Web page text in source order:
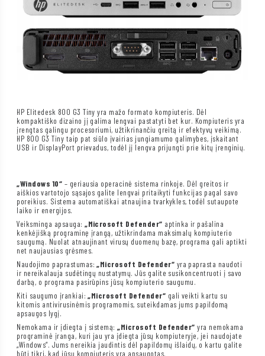
HP Elitedesk 800 G3 Tiny yra mažo formato kompiuteris. Dėl
kompaktiško dizaino jį galima lengvai pastatyti bet kur. Kompiuteris yra
įrengtas galingu procesoriumi, užtikrinančiu greitą ir efektyvų veikimą.
HP 800 G3 Tiny taip pat siūlo įvairias jungiamumo galimybes, įskaitant
USB ir DisplayPort prievadus, todėl jį lengva prijungti prie kitų įrenginių.
„Windows 10“ – geriausia operacinė sistema rinkoje. Dėl greitos ir
aiškios vartotojo sąsajos galite lengvai pritaikyti funkcijas pagal savo
poreikius. Sistema automatiškai atnaujina tvarkykles, todėl sutaupote
laiko ir energijos.
Veiksminga apsauga:„Microsoft Defender“ aptinka ir pašalina
kenkėjišką programinę įrangą, užtikrindama maksimalų kompiuterio
saugumą. Nuolat atnaujinant virusų duomenų bazę, programa gali aptikti
net naujausias grėsmes.
Naudojimo paprastumas:„Microsoft Defender“ yra paprasta naudoti
ir nereikalauja sudėtingų nustatymų. Jūs galite susikoncentruoti į savo
darbą, o programa pasirūpins jūsų kompiuterio saugumu.
Kiti saugumo įrankiai:„Microsoft Defender“ gali veikti kartu su
kitomis antivirusinėmis programomis, suteikdamas jums papildomą
apsaugos lygį.
Nemokama ir įdiegta į sistemą:„Microsoft Defender“ yra nemokama
programinė įranga, kuri jau yra įdiegta jūsų kompiuteryje, jei naudojate
„Windows“. Jums nereikia jaudintis dėl papildomų išlaidų, o kartu galite
būti tikri, kad jūsų kompiuteris yra apsaugotas.